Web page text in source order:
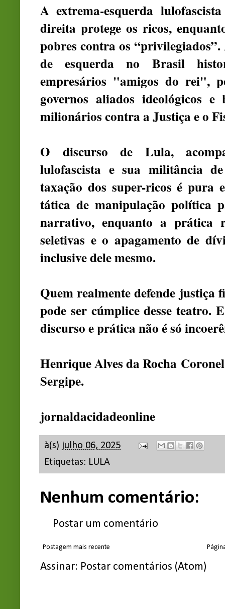
A extrema-esquerda
direita protege os ricos,
pobres contra os
de esquerda no Brasil
empresários "amigos do rei",
governos aliados ideológicos
milionários contra a Justiça e o
O discurso de Lula,
lulofascista e sua militância
taxação dos super-ricos é pura
tática de manipulação política
narrativo, enquanto a prática
seletivas e o apagamento de
inclusive dele mesmo.
Quem realmente defende justiça
pode ser cúmplice desse teatro.
discurso e prática não é só
Henrique Alves da Rocha
Sergipe.
jornaldacidadeonline
à(s) julho 06, 2025
Etiquetas: LULA
Nenhum comentário:
Postar um comentário
Postagem mais recente
Assinar: Postar comentários (Atom)